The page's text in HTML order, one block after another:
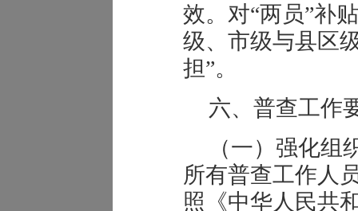
效。对“两员”补
级、市级与县区
担”。
六、普查工作
（一）强化组
所有普查工作人
照《中华人民共